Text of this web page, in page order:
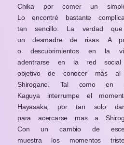
Chika por comer un
Lo encontré bastante
tan sencillo. La verdad
un desmadre de risas. A
o descubrimientos en la
adentrarse en la red
objetivo de conocer más al
Shirogane. Tal como en
Kaguya interrumpe el
Hayasaka, por tan solo
para acercarse mas a
Con un cambio de
muestra los momentos